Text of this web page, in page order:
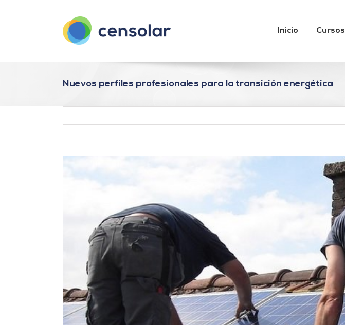
Inicio Cursos
Nuevos perfiles profesionales para la transición energética